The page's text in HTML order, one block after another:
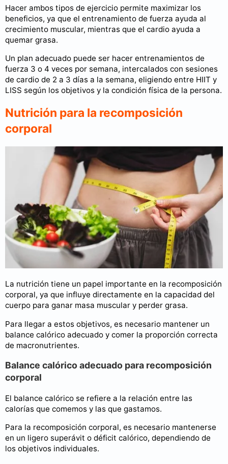
Hacer ambos tipos de ejercicio permite maximizar los
beneficios, ya que el entrenamiento de fuerza ayuda al
crecimiento muscular, mientras que el cardio ayuda a
quemar grasa.
Un plan adecuado puede ser hacer entrenamientos de
fuerza 3 o 4 veces por semana, intercalados con sesiones
de cardio de 2 a 3 días a la semana, eligiendo entre HIIT y
LISS según los objetivos y la condición física de la persona.
Nutrición para la recomposición
corporal
La nutrición tiene un papel importante en la recomposición
corporal, ya que influye directamente en la capacidad del
cuerpo para ganar masa muscular y perder grasa.
Para llegar a estos objetivos, es necesario mantener un
balance calórico adecuado y comer la proporción correcta
de macronutrientes.
Balance calórico adecuado para recomposición
corporal
El balance calórico se refiere a la relación entre las
calorías que comemos y las que gastamos.
Para la recomposición corporal, es necesario mantenerse
en un ligero superávit o déficit calórico, dependiendo de
los objetivos individuales.